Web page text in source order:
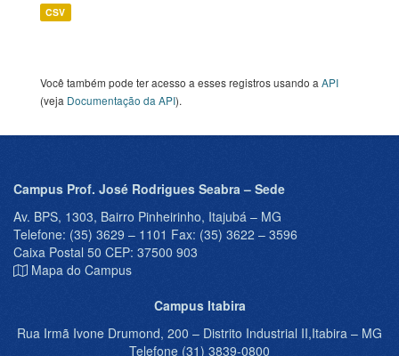
CSV
Você também pode ter acesso a esses registros usando a API
(veja Documentação da API).
Campus Prof. José Rodrigues Seabra – Sede
Av. BPS, 1303, Bairro Pinheirinho, Itajubá – MG
Telefone: (35) 3629 – 1101 Fax: (35) 3622 – 3596
Caixa Postal 50 CEP: 37500 903
Mapa do Campus
Campus Itabira
Rua Irmã Ivone Drumond, 200 – Distrito Industrial II,Itabira – MG
Telefone (31) 3839-0800